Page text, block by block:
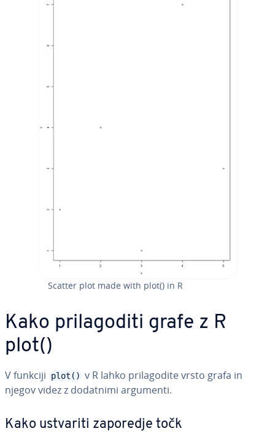
Scatter plot made with plot() in R
Kako pri­la­go­di­ti grafe z R
plot()
V funkciji plot() v R lahko pri­la­go­di­te vrsto grafa in
njegov videz z dodatnimi argumenti.
Kako ustvariti zaporedje točk